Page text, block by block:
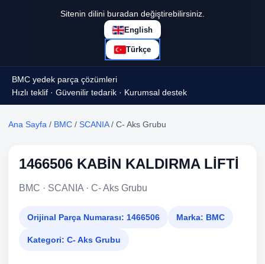
Sitenin dilini buradan değiştirebilirsiniz.
English
Türkçe
BMC yedek parça çözümleri
Hızlı teklif · Güvenilir tedarik · Kurumsal destek
Ana Sayfa / BMC / SCANIA/ C- Aks Grubu
1466506 KABİN KALDIRMA LİFTİ
BMC · SCANIA · C- Aks Grubu
Orijinal Parça Numarası: 1466506 Marka: BMC
Kategori: C- Aks Grubu